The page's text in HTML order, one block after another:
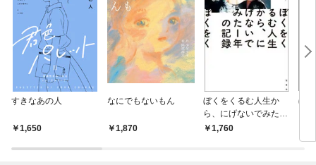
すきなあの人
1,650
なにでもないもん
1,870
ぼくをくるむ人生か
ら、にげないでみた１
年の記録
1,760
ぼ